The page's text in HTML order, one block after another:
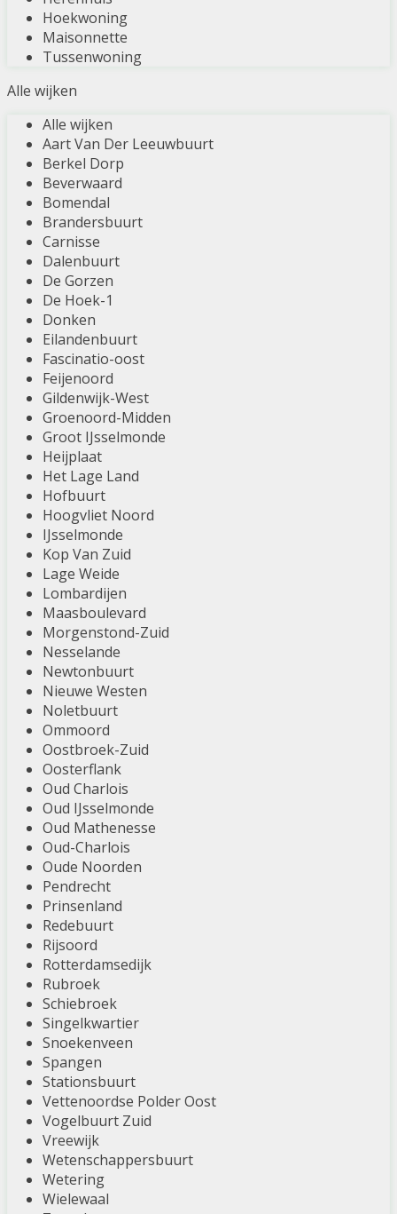
Hoekwoning
Maisonnette
Tussenwoning
Alle wijken
Alle wijken
Aart Van Der Leeuwbuurt
Berkel Dorp
Beverwaard
Bomendal
Brandersbuurt
Carnisse
Dalenbuurt
De Gorzen
De Hoek-1
Donken
Eilandenbuurt
Fascinatio-oost
Feijenoord
Gildenwijk-West
Groenoord-Midden
Groot IJsselmonde
Heijplaat
Het Lage Land
Hofbuurt
Hoogvliet Noord
IJsselmonde
Kop Van Zuid
Lage Weide
Lombardijen
Maasboulevard
Morgenstond-Zuid
Nesselande
Newtonbuurt
Nieuwe Westen
Noletbuurt
Ommoord
Oostbroek-Zuid
Oosterflank
Oud Charlois
Oud IJsselmonde
Oud Mathenesse
Oud-Charlois
Oude Noorden
Pendrecht
Prinsenland
Redebuurt
Rijsoord
Rotterdamsedijk
Rubroek
Schiebroek
Singelkwartier
Snoekenveen
Spangen
Stationsbuurt
Vettenoordse Polder Oost
Vogelbuurt Zuid
Vreewijk
Wetenschappersbuurt
Wetering
Wielewaal